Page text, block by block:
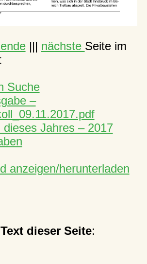
||| nächste Seite im
Suche
–
dieses Jahres – 2017
anzeigen/herunterladen
dieser Seite: